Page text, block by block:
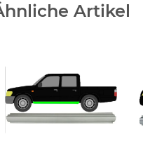
Artikel